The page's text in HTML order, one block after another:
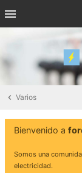
Varios
Bienvenido a
Somos una
electricidad.